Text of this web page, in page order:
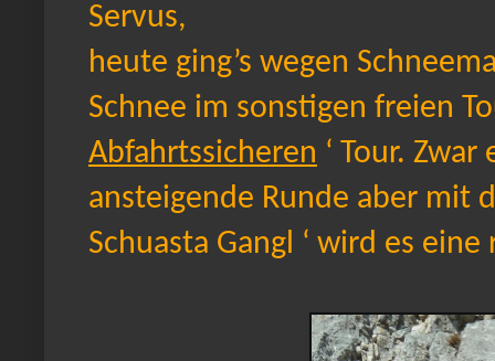
Servus,
heute ging’s wegen
Schnee im sonstigen freien
Abfahrtssicheren ‘ Tour.
ansteigende Runde aber mit
Schuasta Gangl ‘ wird es eine